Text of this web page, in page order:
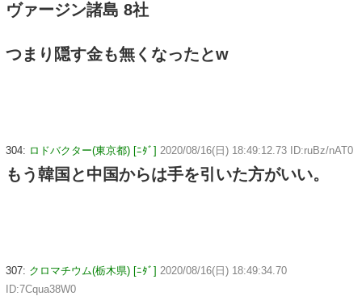
ヴァージン諸島 8社
つまり隠す金も無くなったとw
304: ロドバクター(東京都) [ﾆﾀﾞ] 2020/08/16(日) 18:49:12.73 ID:ruBz/nAT0
もう韓国と中国からは手を引いた方がいい。
307: クロマチウム(栃木県) [ﾆﾀﾞ] 2020/08/16(日) 18:49:34.70
ID:7Cqua38W0